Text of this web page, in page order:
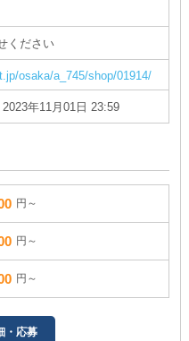
ください
osaka/a_745/shop/01914/
年11月01日 23:59
円～
円～
円～
・応募